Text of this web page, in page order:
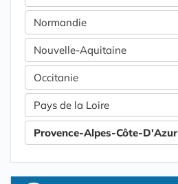
Normandie
Nouvelle-Aquitaine
Occitanie
Pays de la Loire
Provence-Alpes-Côte-D'Azur